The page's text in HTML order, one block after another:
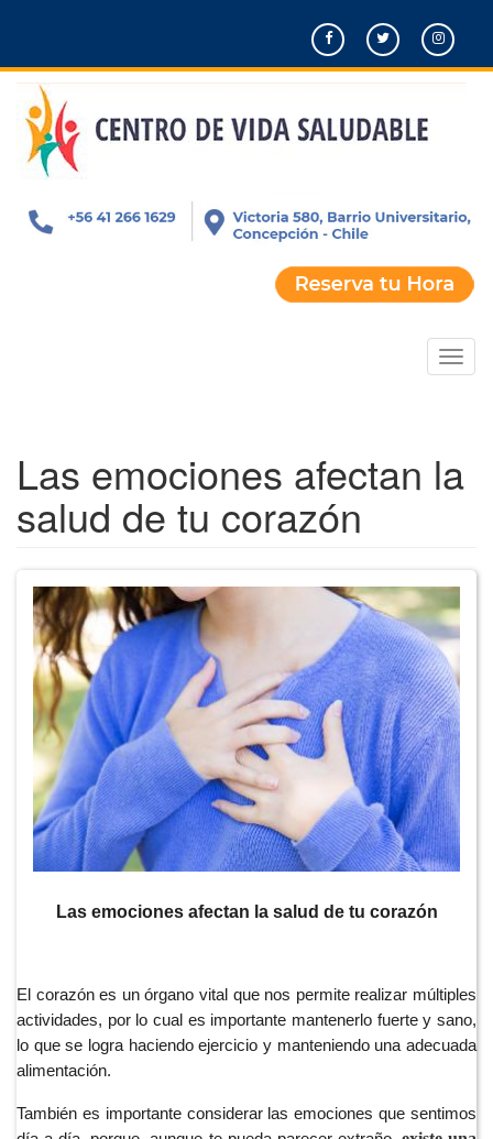
principal
Las emociones afectan la
salud de tu corazón
Las emociones afectan la salud de tu corazón
El corazón es un órgano vital que nos permite realizar múltiples
actividades, por lo cual es importante mantenerlo fuerte y sano,
lo que se logra haciendo ejercicio y manteniendo una adecuada
alimentación.
También es importante considerar las emociones que sentimos